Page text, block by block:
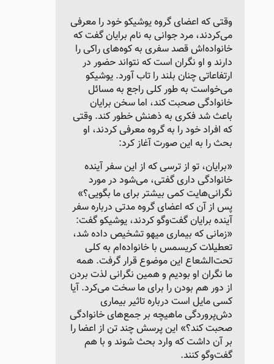
وقتی که اعضای گروه یوشیکو خود را معرفی
می‌کردند، مرد جوانی به نام برایان گفت که
خانواده‌اش قصد سفری به کوه‌های راکی را
دارند و او نگران است که نتواند حضور در
ارتفاعاتی چنان بلند را تاب آورد. یوشیکو
می‌خواست به طور کلی راجع به مسائل
خانوادگی صحبت کند، اما سخن برایان
باعث شد فکری به ذهنش خطور کند. وقتی
که افراد خود را به گروه معرفی کردند، او
بحث را به این صورت آغاز کرد:
«برایان، تو از ترسی که از این سفر آینده
خانوادگی داری گفتی، می‌شود در مورد
نگرانی‌هایت کمی بیشتر برای ما بگویی؟»
پس از آن که اعضای گروه مدتی درباره سفر
آینده برایان گفت‌وگو کردند، یوشیکو گفت:
«زمانی که بیماری میهو تشخیص داده شد،
تعطیلات کریسمس با خانواده‌ام به‌ کلی
تحت‌الشعاع این موضوع قرار گرفت. همه
ما نگران او بودیم و همین نگرانی لذت بردن
از دور هم بودن را برای ما سخت می‌کرد. آیا
کسی مایل است درباره تاثیر بیماری
دش‌پروردگی ماهیچه بر جمع‌های خانوادگی
صحبت کند؟» این پرسش چند تن از اعضا را
بر آن داشت که وارد بحث شوند و با هم
گفت‌وگو کنند.